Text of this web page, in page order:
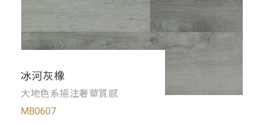
冰河灰橡
大地色系挹注奢華質感
MB0607